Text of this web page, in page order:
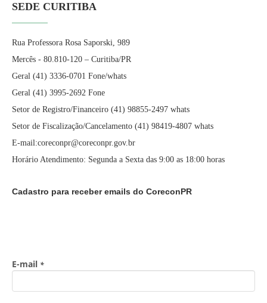
SEDE CURITIBA
Rua Professora Rosa Saporski, 989
Mercês - 80.810-120 – Curitiba/PR
Geral (41) 3336-0701 Fone/whats
Geral (41) 3995-2692 Fone
Setor de Registro/Financeiro (41) 98855-2497 whats
Setor de Fiscalização/Cancelamento (41) 98419-4807 whats
E-mail:coreconpr@coreconpr.gov.br
Horário Atendimento: Segunda a Sexta das 9:00 as 18:00 horas
Cadastro para receber emails do CoreconPR